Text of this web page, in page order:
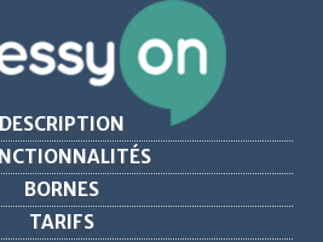
DESCRIPTION
BORNES
TARIFS